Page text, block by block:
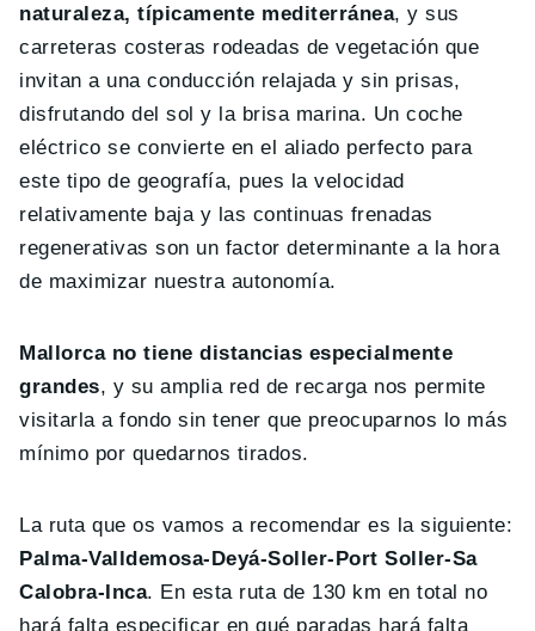
naturaleza, típicamente mediterránea, y sus
carreteras costeras rodeadas de vegetación que
invitan a una conducción relajada y sin prisas,
disfrutando del sol y la brisa marina. Un coche
eléctrico se convierte en el aliado perfecto para
este tipo de geografía, pues la velocidad
relativamente baja y las continuas frenadas
regenerativas son un factor determinante a la hora
de maximizar nuestra autonomía.
Mallorca no tiene distancias especialmente
grandes, y su amplia red de recarga nos permite
visitarla a fondo sin tener que preocuparnos lo más
mínimo por quedarnos tirados.
La ruta que os vamos a recomendar es la siguiente:
Palma-Valldemosa-Deyá-Soller-Port Soller-Sa
Calobra-Inca. En esta ruta de 130 km en total no
hará falta especificar en qué paradas hará falta